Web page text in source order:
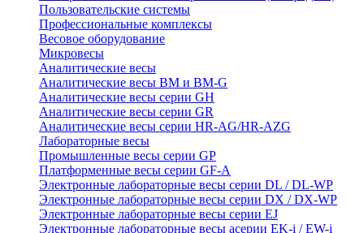
Пользовательские системы
Профессиональные комплексы
Весовое оборудование
Микровесы
Аналитические весы
Аналитические весы BM и BM-G
Аналитические весы серии GH
Аналитические весы серии GR
Аналитические весы серии HR-AG/HR-AZG
Лабораторные весы
Промышленные весы серии GP
Платформенные весы серии GF-A
Электронные лабораторные весы серии DL / DL-WP
Электронные лабораторные весы серии DX / DX-WP
Электронные лабораторные весы серии EJ
Электронные лабораторные весы aсерии EK-i / EW-i